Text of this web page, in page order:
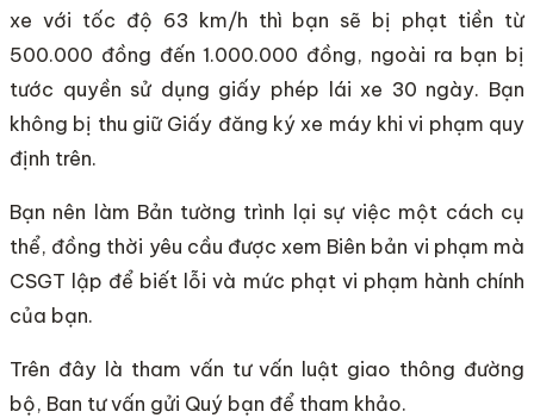
xe với tốc độ 63 km/h thì bạn sẽ bị phạt tiền từ
500.000 đồng đến 1.000.000 đồng, ngoài ra bạn bị
tước quyền sử dụng giấy phép lái xe 30 ngày. Bạn
không bị thu giữ Giấy đăng ký xe máy khi vi phạm quy
định trên.
Bạn nên làm Bản tường trình lại sự việc một cách cụ
thể, đồng thời yêu cầu được xem Biên bản vi phạm mà
CSGT lập để biết lỗi và mức phạt vi phạm hành chính
của bạn.
Trên đây là tham vấn tư vấn luật giao thông đường
bộ, Ban tư vấn gửi Quý bạn để tham khảo.